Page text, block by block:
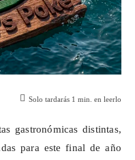
Solo tardarás 1 min. en leerlo
gastronómicas distintas,
para este final de año